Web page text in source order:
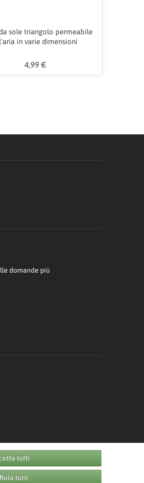
sole triangolo permeabile
in varie dimensioni
4,99 €
domande più
tutti
tutti